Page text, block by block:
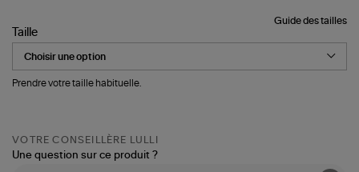
Guide des tailles
Taille
Prendre votre taille habituelle.
VOTRE CONSEILLÈRE LULLI
Une question sur ce produit ?